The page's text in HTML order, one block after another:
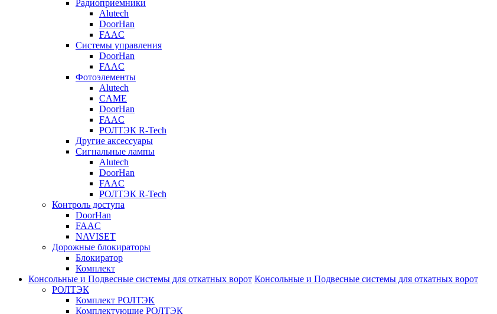
Радиоприемники
Alutech
DoorHan
FAAC
Системы управления
DoorHan
FAAC
Фотоэлементы
Alutech
CAME
DoorHan
FAAC
РОЛТЭК R-Tech
Другие аксессуары
Сигнальные лампы
Alutech
DoorHan
FAAC
РОЛТЭК R-Tech
Контроль доступа
DoorHan
FAAC
NAVISET
Дорожные блокираторы
Блокиратор
Комплект
Консольные и Подвесные системы для откатных ворот Консольные и Подвесные системы для откатных ворот
РОЛТЭК
Комплект РОЛТЭК
Комплектующие РОЛТЭК